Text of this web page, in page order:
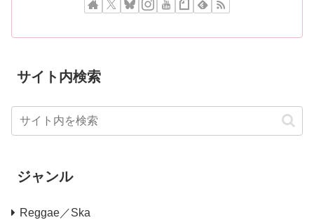
サイト内検索
ジャンル
Reggae／Ska